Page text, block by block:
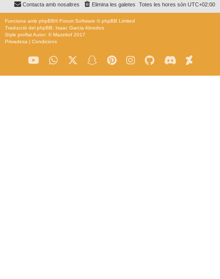
Totes les hores són UTC+02:00
Elimina les galetes
Contacta amb nosaltres
Funciona amb phpBB® Forum Software © phpBB Limited
Traducció del phpBB: Isaac Garcia Abrodos
Style proflatAutor: ©Mazeltof 2017
Privadesa | Condicions